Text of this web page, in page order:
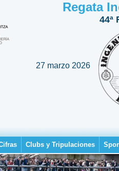
Regata
44ª
27 marzo 2026
Clubs y Tripulaciones